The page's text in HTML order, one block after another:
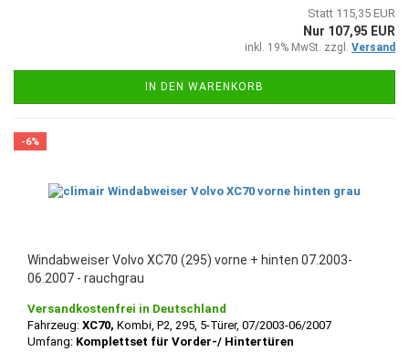
Statt 115,35 EUR
Nur 107,95 EUR
inkl. 19% MwSt. zzgl. Versand
IN DEN WARENKORB
-6%
Windabweiser Volvo XC70 (295) vorne + hinten 07.2003-
06.2007 - rauchgrau
Versandkostenfrei in Deutschland
Fahrzeug: XC70, Kombi, P2, 295, 5-Türer, 07/2003-06/2007
Umfang: Komplettset für Vorder-/ Hintertüren